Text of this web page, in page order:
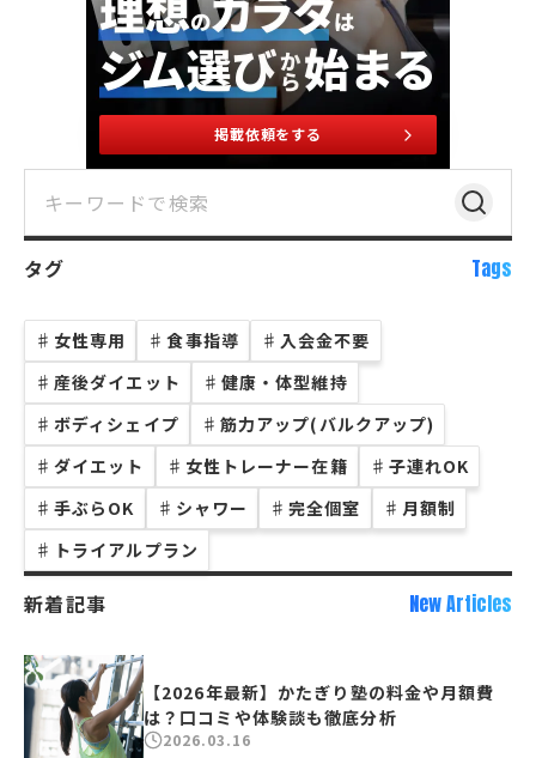
掲載依頼をする
タグ Tags
♯ 女性専用 ♯ 食事指導 ♯ 入会金不要
♯ 産後ダイエット ♯ 健康・体型維持
♯ ボディシェイプ ♯ 筋力アップ(バルクアップ)
♯ ダイエット ♯ 女性トレーナー在籍 ♯ 子連れOK
♯ 手ぶらOK ♯ シャワー ♯ 完全個室 ♯ 月額制
♯ トライアルプラン
新着記事 New Articles
【2026年最新】かたぎり塾の料金や月額費
は？口コミや体験談も徹底分析
2026.03.16